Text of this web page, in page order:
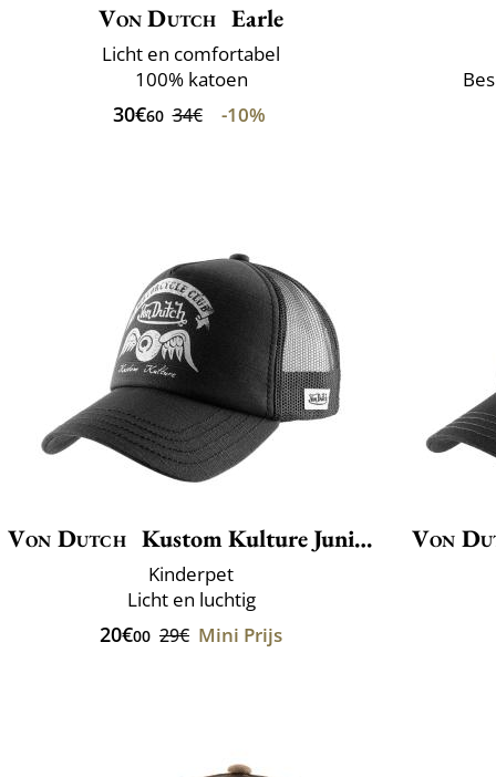
Von Dutch Earle
Licht en comfortabel
100% katoen
30€60 34€ -10%
Von Dutch Kustom Kulture Junior
Kinderpet
Licht en luchtig
20€00 29€ Mini Prijs
Von